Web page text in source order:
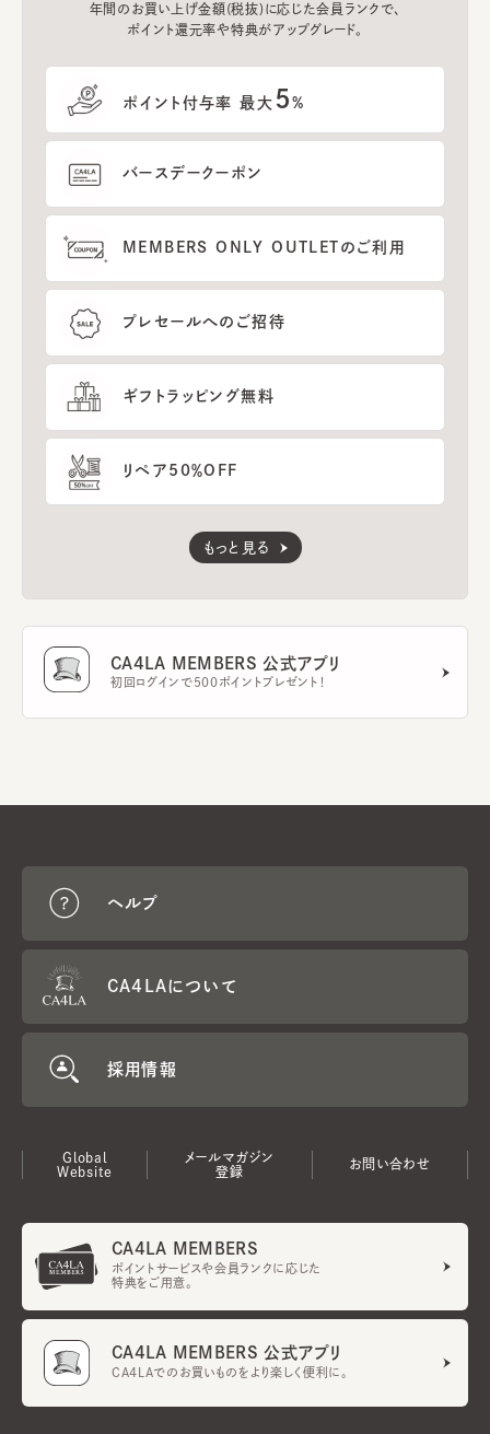
年間のお買い上げ金額(税抜)に応じた会員ランクで、
ポイント還元率や特典がアップグレード。
ポイント付与率 最大 5%
バースデークーポン
MEMBERS ONLY OUTLETのご利用
プレセールへのご招待
ギフトラッピング無料
リペア50％OFF
もっと見る
CA4LA MEMBERS 公式アプリ
初回ログインで500ポイントプレゼント！
ヘルプ
CA4LAについて
採用情報
Global
Website
メールマガジン
登録
お問い合わせ
CA4LA MEMBERS
ポイントサービスや会員ランクに応じた
特典をご用意。
CA4LA MEMBERS 公式アプリ
CA4LAでのお買いものをより楽しく便利に。